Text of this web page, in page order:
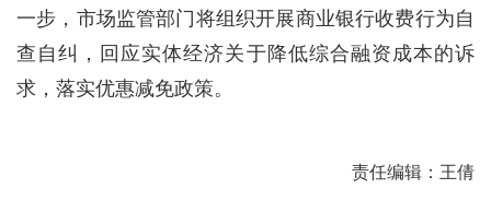
一步，市场监管部门将组织开展商业银行收费行为自
查自纠，回应实体经济关于降低综合融资成本的诉
求，落实优惠减免政策。
责任编辑：王倩